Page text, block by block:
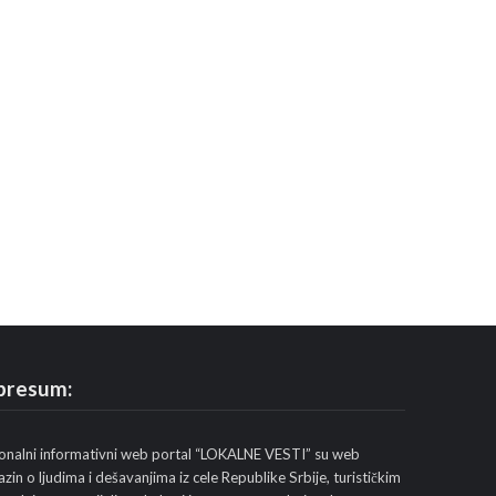
informativni web portal “LOKALNE VESTI” su web
o ljudima i dešavanjima iz cele Republike Srbije, turističkim